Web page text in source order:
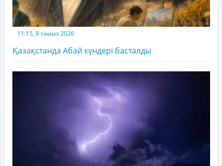
11:15, 8 тамыз 2026
Қазақстанда Абай күндері басталды